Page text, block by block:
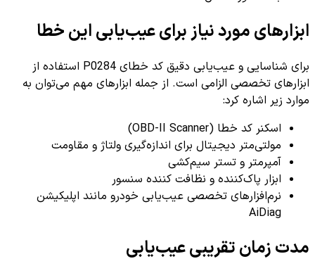
ابزارهای مورد نیاز برای عیب‌یابی این خطا
برای شناسایی و عیب‌یابی دقیق کد خطای P0284 استفاده از
ابزارهای تخصصی الزامی است. از جمله ابزارهای مهم می‌توان به
موارد زیر اشاره کرد:
اسکنر کد خطا (OBD-II Scanner)
مولتی‌متر دیجیتال برای اندازه‌گیری ولتاژ و مقاومت
آمپرمتر و تستر سیم‌کشی
ابزار پاک‌کننده و نظافت کننده سنسور
نرم‌افزارهای تخصصی عیب‌یابی خودرو مانند اپلیکیشن
AiDiag
مدت زمان تقریبی عیب‌یابی